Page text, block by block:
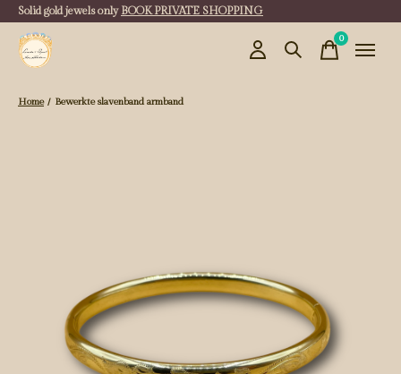
Solid gold jewels only BOOK PRIVATE SHOPPING
0items
Home / Bewerkte slavenband armband